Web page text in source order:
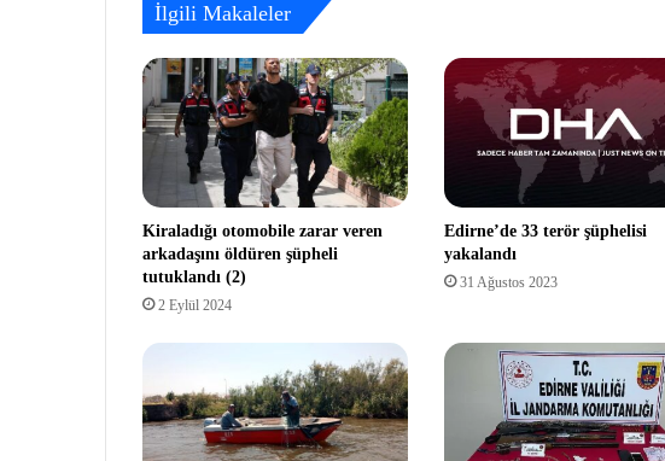
İlgili Makaleler
Kiraladığı otomobile zarar veren
arkadaşını öldüren şüpheli
tutuklandı (2)
2 Eylül 2024
Edirne’de 33 terör şüphelisi
yakalandı
31 Ağustos 2023